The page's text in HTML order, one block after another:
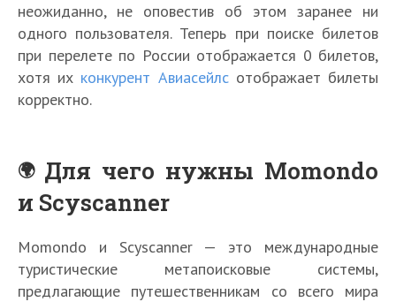
неожиданно, не оповестив об этом заранее ни
одного пользователя. Теперь при поиске билетов
при перелете по России отображается 0 билетов,
хотя их конкурент Авиасейлсотображает билеты
корректно.
Для чего нужны Momondo
и Scyscanner
Momondo и Scyscanner — это международные
туристические метапоисковые системы,
предлагающие путешественникам со всего мира